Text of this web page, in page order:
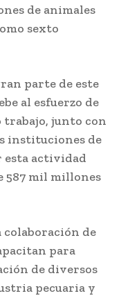
de animales
sexto
parte de este
al esfuerzo de
trabajo, junto con
instituciones de
actividad
587 mil millones
colaboración de
para
de diversos
pecuaria y